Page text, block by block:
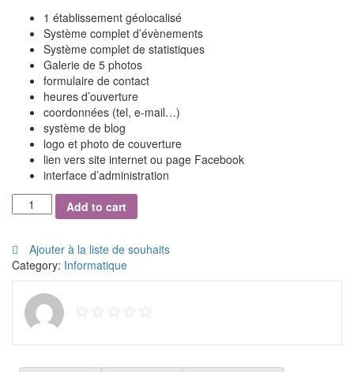
1 établissement géolocalisé
Système complet d’évènements
Système complet de statistiques
Galerie de 5 photos
formulaire de contact
heures d’ouverture
coordonnées (tel, e-mail…)
système de blog
logo et photo de couverture
lien vers site internet ou page Facebook
interface d’administration
Formule
First-
quantity
Add to cart
Ajouter à la liste de souhaits
Category: Informatique